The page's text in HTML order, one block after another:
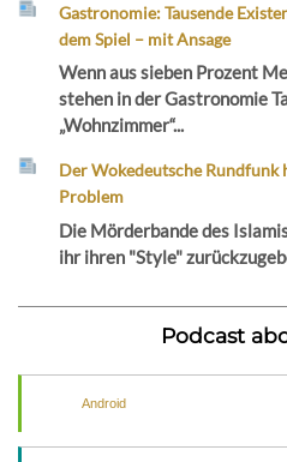
Gastronomie: Tausende
dem Spiel – mit Ansage
Wenn aus sieben Prozent
stehen in der Gastronomie
„Wohnzimmer“...
Der Wokedeutsche Rundfunk
Problem
Die Mörderbande des
ihr ihren "Style"
Podcast
Android